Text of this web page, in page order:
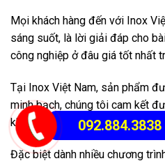
Mọi khách hàng đến với Inox
sáng suốt, là lời giải đáp cho
công nghiệp ở đâu giá tốt nhất
Tại Inox Việt Nam, sản phẩm
minh bạch, chúng tôi cam kết
khách hàng.
Đặc biệt dành nhiều chương
092.884.3838